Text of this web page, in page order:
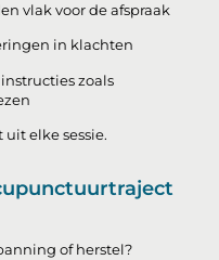
vlak voor de afspraak
in klachten
zoals
elke sessie.
of herstel?